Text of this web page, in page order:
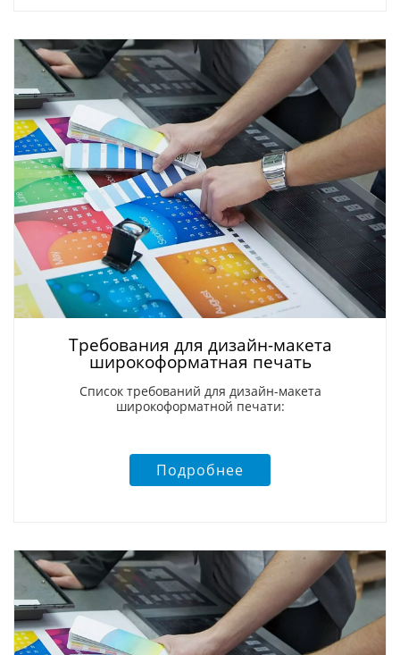
Требования для дизайн-макета
широкоформатная печать
Список требований для дизайн-макета
широкоформатной печати:
Подробнее